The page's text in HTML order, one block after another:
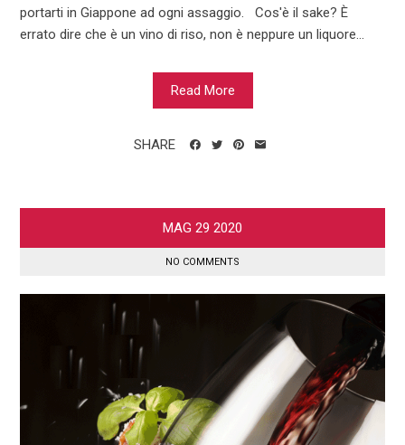
portarti in Giappone ad ogni assaggio. Cos'è il sake? È
errato dire che è un vino di riso, non è neppure un liquore...
Read More
SHARE
MAG 29 2020
NO COMMENTS